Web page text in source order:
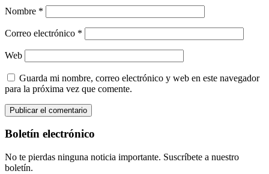
Nombre *
Correo electrónico *
Web
Guarda mi nombre, correo electrónico y web en este navegador
para la próxima vez que comente.
Boletín electrónico
No te pierdas ninguna noticia importante. Suscríbete a nuestro
boletín.